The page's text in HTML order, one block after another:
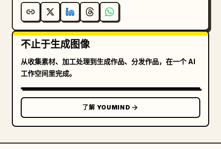
风格限制：呈现出官方史诗级足球电影海报的质感，而非扁
平图形。使用逼真的光影、清晰的球衣细节、电影级调色、
金属质感金色排版、标题上的磨损纹理、对称的团队层级，
严禁增加额外球员、额外文字或水印。
不止于生成图像
从收集素材、加工处理到生成作品、分发作品，在一个 AI
工作空间里完成。
了解 YOUMIND